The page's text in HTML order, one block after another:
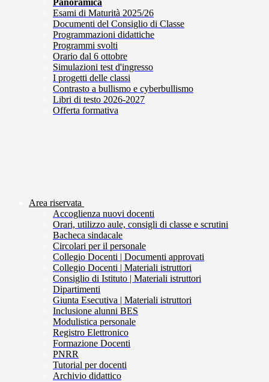
Panoramica
Esami di Maturità 2025/26
Documenti del Consiglio di Classe
Programmazioni didattiche
Programmi svolti
Orario dal 6 ottobre
Simulazioni test d'ingresso
I progetti delle classi
Contrasto a bullismo e cyberbullismo
Libri di testo 2026-2027
Offerta formativa
Area riservata
Accoglienza nuovi docenti
Orari, utilizzo aule, consigli di classe e scrutini
Bacheca sindacale
Circolari per il personale
Collegio Docenti | Documenti approvati
Collegio Docenti | Materiali istruttori
Consiglio di Istituto | Materiali istruttori
Dipartimenti
Giunta Esecutiva | Materiali istruttori
Inclusione alunni BES
Modulistica personale
Registro Elettronico
Formazione Docenti
PNRR
Tutorial per docenti
Archivio didattico